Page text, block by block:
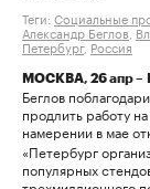
Теги: Социальные
Александр Беглов,
Петербург,Россия
МОСКВА, 26 апр –
Беглов
продлить работу
намерении в мае
«Петербург
популярных